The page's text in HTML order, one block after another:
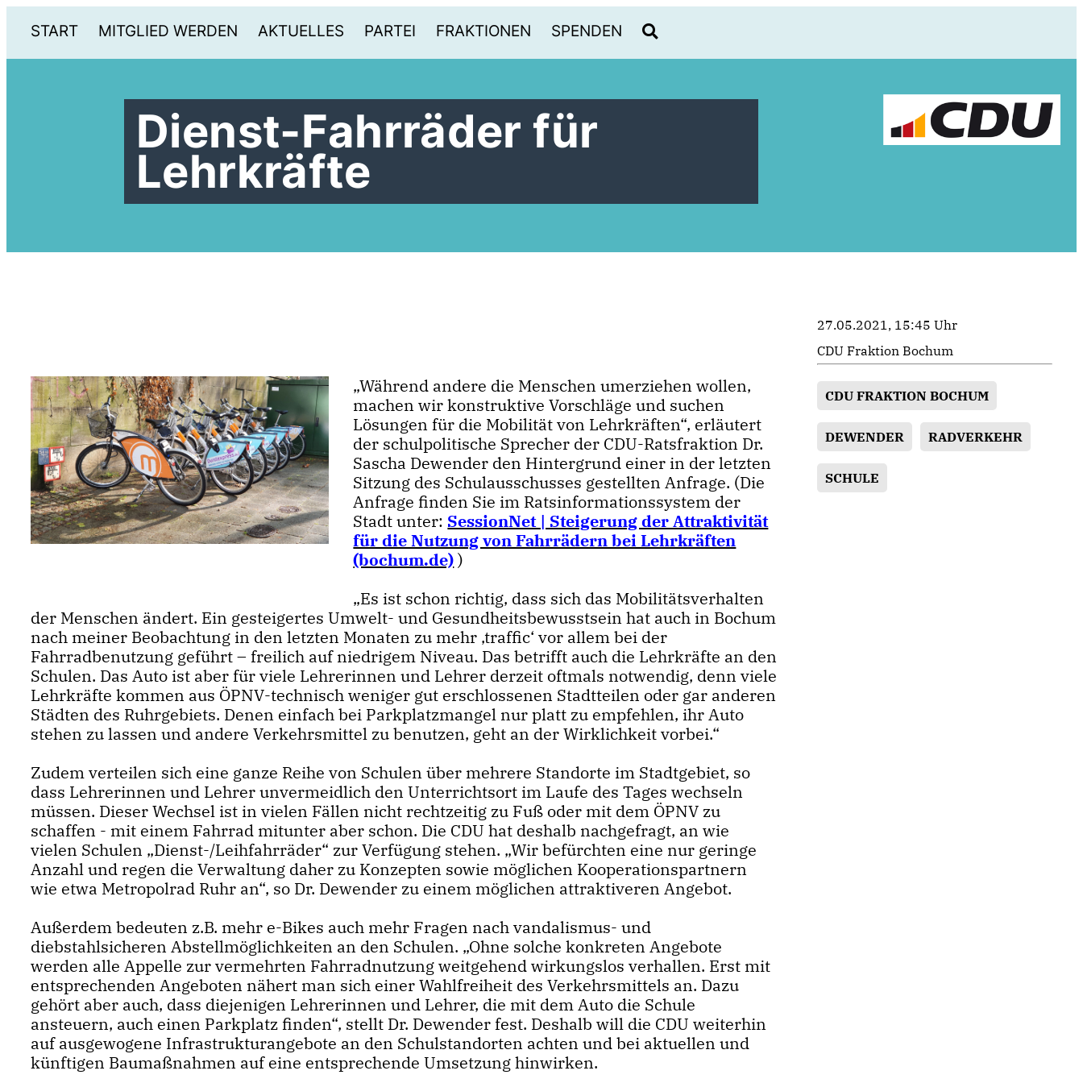
START MITGLIED WERDEN AKTUELLES PARTEI FRAKTIONEN SPENDEN
Dienst-Fahrräder für
Lehrkräfte
Während andere die Menschen umerziehen wollen,
machen wir konstruktive Vorschläge und suchen
Lösungen für die Mobilität von Lehrkräften“, erläutert
der schulpolitische Sprecher der CDU-Ratsfraktion Dr.
Sascha Dewender den Hintergrund einer in der letzten
Sitzung des Schulausschusses gestellten Anfrage. (Die
Anfrage finden Sie im Ratsinformationssystem der
Stadt unter: SessionNet | Steigerung der Attraktivität
für die Nutzung von Fahrrädern bei Lehrkräften
(bochum.de))
Es ist schon richtig, dass sich das Mobilitätsverhalten
der Menschen ändert. Ein gesteigertes Umwelt- und Gesundheitsbewusstsein hat auch in Bochum
nach meiner Beobachtung in den letzten Monaten zu mehr ,traffic‘ vor allem bei der
Fahrradbenutzung geführt – freilich auf niedrigem Niveau. Das betrifft auch die Lehrkräfte an den
Schulen. Das Auto ist aber für viele Lehrerinnen und Lehrer derzeit oftmals notwendig, denn viele
Lehrkräfte kommen aus ÖPNV-technisch weniger gut erschlossenen Stadtteilen oder gar anderen
Städten des Ruhrgebiets. Denen einfach bei Parkplatzmangel nur platt zu empfehlen, ihr Auto
stehen zu lassen und andere Verkehrsmittel zu benutzen, geht an der Wirklichkeit vorbei.“
Zudem verteilen sich eine ganze Reihe von Schulen über mehrere Standorte im Stadtgebiet, so
dass Lehrerinnen und Lehrer unvermeidlich den Unterrichtsort im Laufe des Tages wechseln
müssen. Dieser Wechsel ist in vielen Fällen nicht rechtzeitig zu Fuß oder mit dem ÖPNV zu
schaffen - mit einem Fahrrad mitunter aber schon. Die CDU hat deshalb nachgefragt, an wie
vielen Schulen „Dienst-/Leihfahrräder“ zur Verfügung stehen. „Wir befürchten eine nur geringe
Anzahl und regen die Verwaltung daher zu Konzepten sowie möglichen Kooperationspartnern
wie etwa Metropolrad Ruhr an“, so Dr. Dewender zu einem möglichen attraktiveren Angebot.
Außerdem bedeuten z.B. mehr e-Bikes auch mehr Fragen nach vandalismus- und
diebstahlsicheren Abstellmöglichkeiten an den Schulen. „Ohne solche konkreten Angebote
werden alle Appelle zur vermehrten Fahrradnutzung weitgehend wirkungslos verhallen. Erst mit
entsprechenden Angeboten nähert man sich einer Wahlfreiheit des Verkehrsmittels an. Dazu
gehört aber auch, dass diejenigen Lehrerinnen und Lehrer, die mit dem Auto die Schule
ansteuern, auch einen Parkplatz finden“, stellt Dr. Dewender fest. Deshalb will die CDU weiterhin
auf ausgewogene Infrastrukturangebote an den Schulstandorten achten und bei aktuellen und
künftigen Baumaßnahmen auf eine entsprechende Umsetzung hinwirken.
27.05.2021, 15:45 Uhr
CDU Fraktion Bochum
CDU FRAKTION BOCHUM
DEWENDER RADVERKEHR
SCHULE